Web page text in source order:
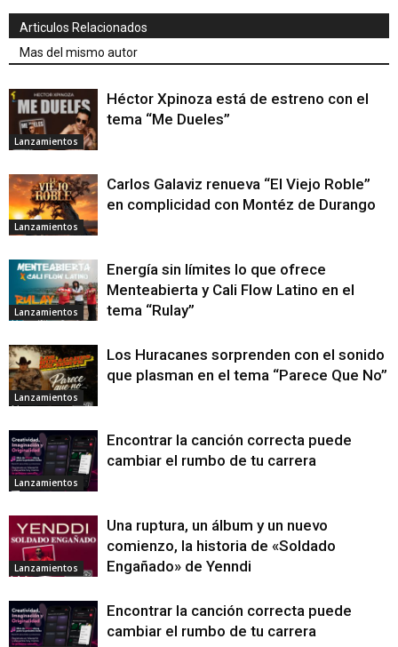
Articulos Relacionados
Mas del mismo autor
Lanzamientos
Héctor Xpinoza está de estreno con el
tema “Me Dueles”
Lanzamientos
Carlos Galaviz renueva “El Viejo Roble”
en complicidad con Montéz de Durango
Lanzamientos
Energía sin límites lo que ofrece
Menteabierta y Cali Flow Latino en el
tema “Rulay”
Lanzamientos
Los Huracanes sorprenden con el sonido
que plasman en el tema “Parece Que No”
Lanzamientos
Encontrar la canción correcta puede
cambiar el rumbo de tu carrera
Lanzamientos
Una ruptura, un álbum y un nuevo
comienzo, la historia de «Soldado
Engañado» de Yenndi
Encontrar la canción correcta puede
cambiar el rumbo de tu carrera